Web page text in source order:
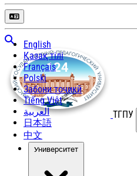
English
Қазақ тілі
Français
Polski
Забони тоҷикӣ
Tiếng Việt
العربية
日本語
中文
ТГПУ
Университет